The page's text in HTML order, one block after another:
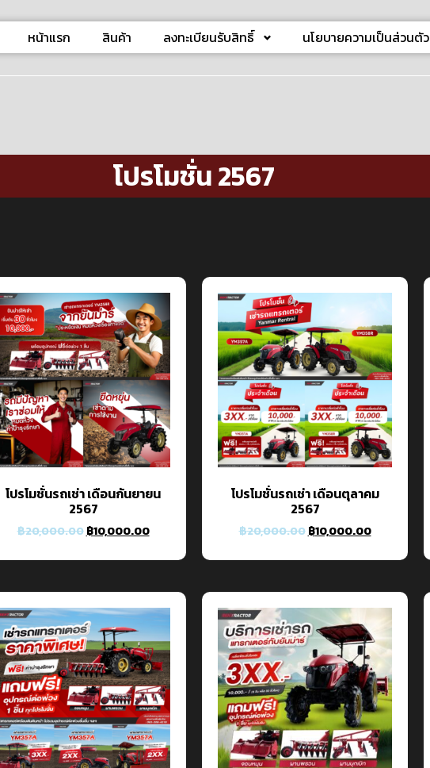
หน้าแรก สินค้า ลงทะเบียนรับสิทธิ์ นโยบายความเป็นส่วนตัว
โปรโมชั่น 2567
โปรโมชั่นรถเช่า เดือนกันยายน
2567
฿20,000.00 ฿10,000.00
โปรโมชั่นรถเช่า เดือนตุลาคม
2567
฿20,000.00 ฿10,000.00